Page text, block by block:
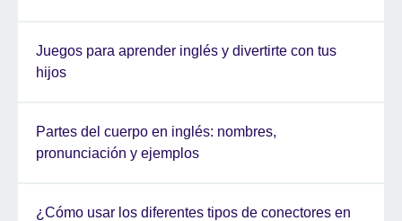
Juegos para aprender inglés y divertirte con tus
hijos
Partes del cuerpo en inglés: nombres,
pronunciación y ejemplos
¿Cómo usar los diferentes tipos de conectores en